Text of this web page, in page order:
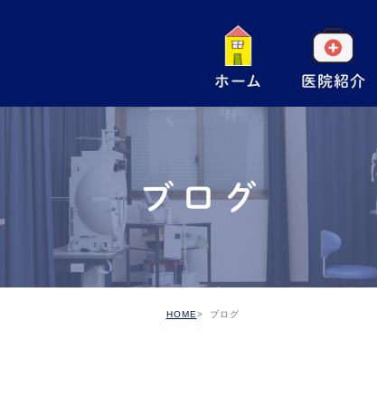
ホーム 医院紹介
ブログ
HOME ブログ